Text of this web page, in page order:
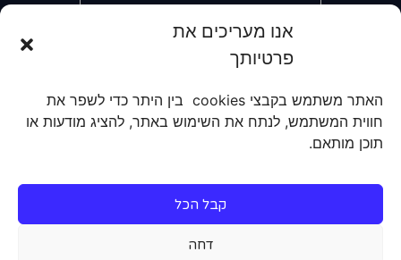
אנו מעריכים את
פרטיותך
האתר משתמש בקבצי cookies בין היתר כדי לשפר את
חווית המשתמש, לנתח את השימוש באתר, להציג מודעות או
תוכן מותאם.
קבל הכל
דחה
אני מאשר/ת את מסירת הפרטים
קבלת מידע על מוצרים, שירותים, מועדון
לקוחות. אני מודע/ת שאוכל לבטל את
הרישום שלי בכל עת ושעל מסירת הפרטים